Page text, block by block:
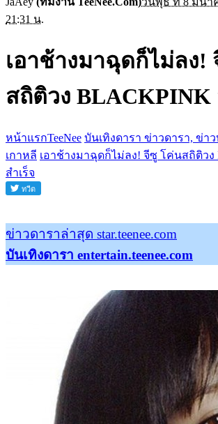
21:31 น.
เอาช้างมาฉุดก็ไม่ลง!
สถิติวง BLACKPINK
หน้าแรกTeeNee บันเทิงดารา ข่าวดารา, ข่าว
เกาหลี เอาช้างมาฉุดก็ไม่ลง! จีซู โค่นสถิติวง
สำเร็จ
ข่าวดาราล่าสุด star.teenee.com
บันเทิงดารา entertain.teenee.com